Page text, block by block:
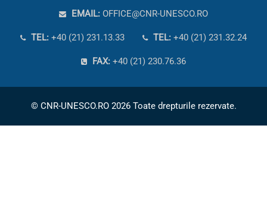
EMAIL: OFFICE@CNR-UNESCO.RO
TEL: +40 (21) 231.13.33 TEL: +40 (21) 231.32.24
FAX: +40 (21) 230.76.36
© CNR-UNESCO.RO 2026 Toate drepturile rezervate.